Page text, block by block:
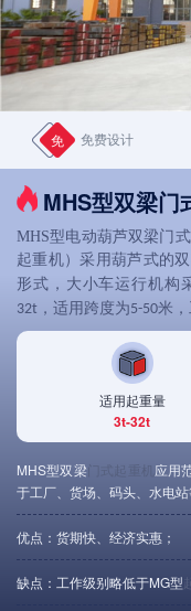
免 免费设计
MHS型双梁门
MHS型电动葫芦双梁门
起重机）采用葫芦式的
形式，大小车运行机构
32t ，适用跨度为5-50米
适用起重量
3t-32t
MHS型双梁门式起重机 应用
于工厂、货场、码头、水电
优点：货期快、经济实惠；
缺点：工作级别略低于MG型